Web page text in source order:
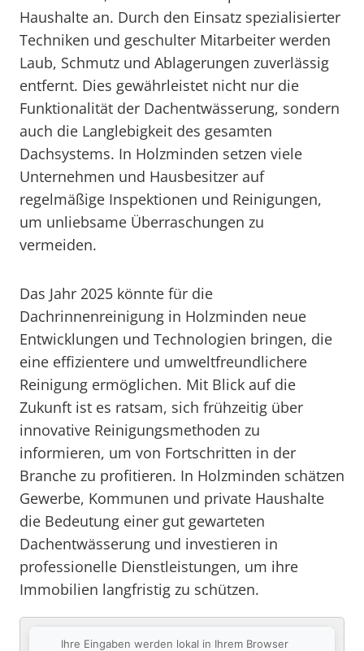
Haushalte an. Durch den Einsatz spezialisierter
Techniken und geschulter Mitarbeiter werden
Laub, Schmutz und Ablagerungen zuverlässig
entfernt. Dies gewährleistet nicht nur die
Funktionalität der Dachentwässerung, sondern
auch die Langlebigkeit des gesamten
Dachsystems. In Holzminden setzen viele
Unternehmen und Hausbesitzer auf
regelmäßige Inspektionen und Reinigungen,
um unliebsame Überraschungen zu
vermeiden.
Das Jahr 2025 könnte für die
Dachrinnenreinigung in Holzminden neue
Entwicklungen und Technologien bringen, die
eine effizientere und umweltfreundlichere
Reinigung ermöglichen. Mit Blick auf die
Zukunft ist es ratsam, sich frühzeitig über
innovative Reinigungsmethoden zu
informieren, um von Fortschritten in der
Branche zu profitieren. In Holzminden schätzen
Gewerbe, Kommunen und private Haushalte
die Bedeutung einer gut gewarteten
Dachentwässerung und investieren in
professionelle Dienstleistungen, um ihre
Immobilien langfristig zu schützen.
Ihre Eingaben werden lokal in Ihrem Browser